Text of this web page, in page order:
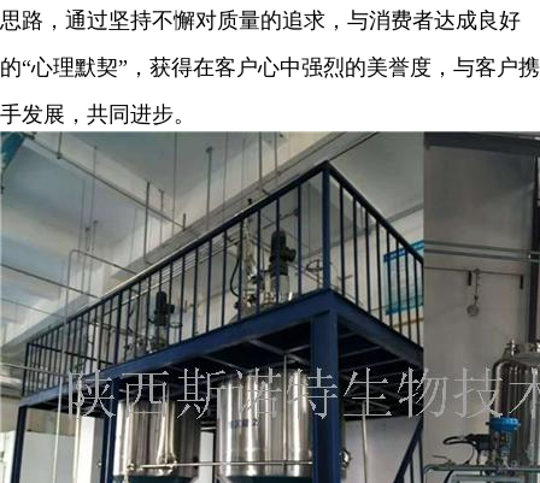
思路，通过坚持不懈对质量的追求，与消费者达成良好
的“心理默契”，获得在客户心中强烈的美誉度，与客户携
手发展，共同进步。